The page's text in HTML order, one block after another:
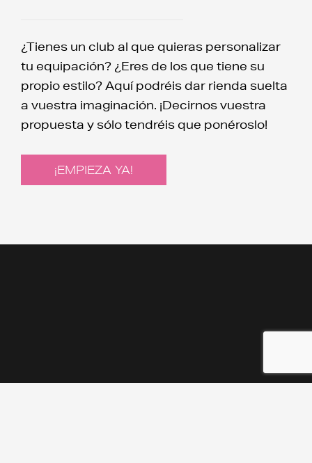
¿Tienes un club al que quieras personalizar
tu equipación? ¿Eres de los que tiene su
propio estilo? Aquí podréis dar rienda suelta
a vuestra imaginación. ¡Decirnos vuestra
propuesta y sólo tendréis que ponéroslo!
¡EMPIEZA YA!